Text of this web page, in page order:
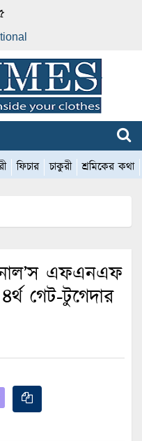
ফিচার চাকুরী শ্রমিকের কথা
এফএনএফ
গেট-টুগেদার